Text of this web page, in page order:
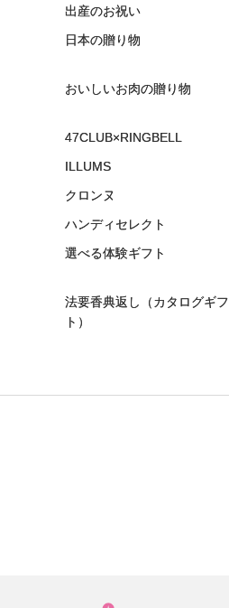
出産のお祝い
日本の贈り物
おいしいお肉の贈り物
47CLUB×RINGBELL
ILLUMS
クロンヌ
ハンディセレクト
選べる体験ギフト
法要香典返し（カタログギフ
ト）